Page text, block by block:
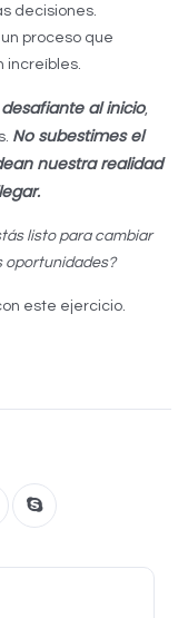
decisiones.
proceso que
increíbles.
desafiante al inicio,
No subestimes el
nuestra realidad
listo para cambiar
oportunidades?
este ejercicio.